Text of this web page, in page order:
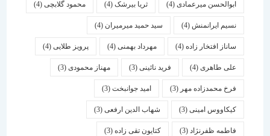
ابوالحسن میرعمادی(4) ثریا بیرشک(4) محمود گلابچی(4)
نسیم ایرانمنش(4) سید حمید میرمیران(4)
ساناز افتخار زاده(4) مهرداد بهمنی (4) پرویز طلایی(4)
علی طاهری(4) فرید نائینی(3) مهناز محمودی(3)
فرخ محمدزاده مهر(3) امید جوانبخت(3)
کیکاووس امینی(3) شهاب الدین ارفعی(3)
فاطمه ظفرنژاد(3) کتایون تقی زاده(3)